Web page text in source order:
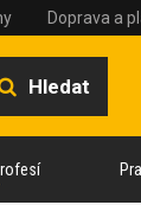
Doprava a
Hledat